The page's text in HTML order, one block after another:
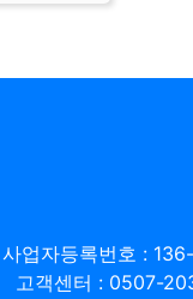
사업자등록번호 :
고객센터 : 0507-